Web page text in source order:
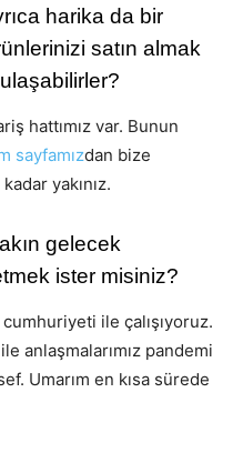
harika da bir
satın almak
hattımız var. Bunun
sayfamızdan bize
yakınız.
gelecek
ister misiniz?
ile çalışıyoruz.
anlaşmalarımız pandemi
Umarım en kısa sürede